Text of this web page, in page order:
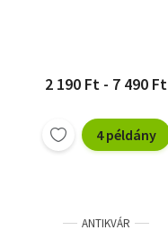
2 190 Ft - 7 490 Ft
4 példány
ANTIKVÁR